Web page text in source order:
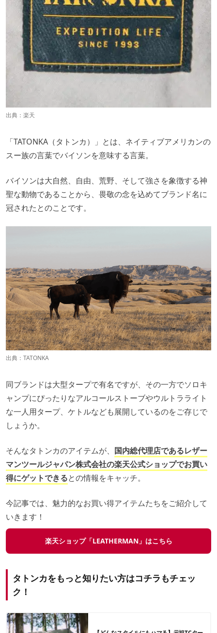
出典： 楽天
「TATONKA（タトンカ）」とは、ネイティブアメリカンの
スー族の言葉でバイソンを意味する言葉。
バイソンは大自然、自由、荒野、そして強さを象徴する神
聖な動物であることから、畏敬の念を込めてブランド名に
冠されたとのことです。
出典： TATONKA
同ブランドは大型タープで有名ですが、その一方でソロキ
ャンプにぴったりなアルコールストーブやウルトラライト
な一人用タープ、ケトルなども展開しているのをご存じで
しょうか。
そんなタトンカのアイテムが、 国内総代理店であるレザー
マンツールジャパン株式会社の楽天公式ショップでお買い
得にゲットできるとの情報をキャッチ。
今記事では、魅力的なお買い得アイテムたちをご紹介して
いきます！
楽天ショップ「LEATHERMAN」はこちら
タトンカをもっと知りたい方はコチラもチェッ
ク！